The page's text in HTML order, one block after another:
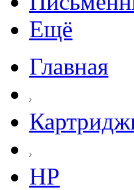
Ещё
Главная
HP